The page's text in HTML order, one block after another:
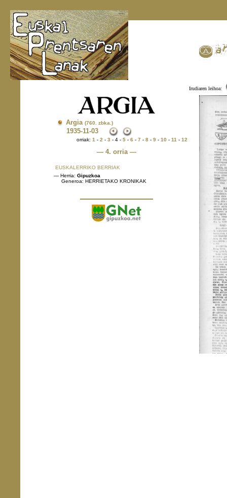
Irudiaren leihoa:
Argia (760. zbka.)
1935-11-03
orriak: 1 - 2 - 3 - 4 - 5- 6 - 7 - 8- 9- 10 - 11 - 12
— 4. orria —
EUSKALERRIKO BERRIAK
— Herria: Gipuzkoa
Generoa: HERRIETAKO KRONIKAK